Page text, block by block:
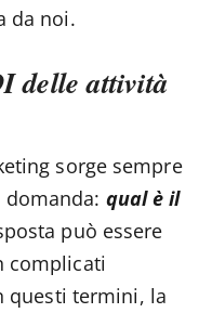
da noi.
delle attività
sorge sempre
qual è il
può essere
complicati
questi termini, la